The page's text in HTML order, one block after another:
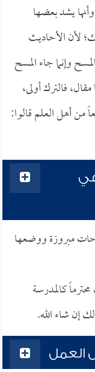
يشد بعضها
لأن الأحاديث
وإنما جاء المسح
فالترك أولى،
من أهل العلم قالوا:
مبروزة ووضعها
كالمدرسة
إن شاء الله.
العمل